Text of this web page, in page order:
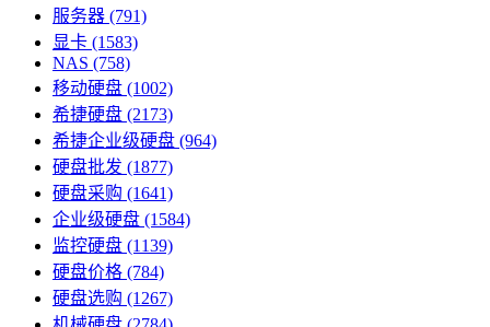
服务器 (791)
显卡 (1583)
NAS (758)
移动硬盘 (1002)
希捷硬盘 (2173)
希捷企业级硬盘 (964)
硬盘批发 (1877)
硬盘采购 (1641)
企业级硬盘 (1584)
监控硬盘 (1139)
硬盘价格 (784)
硬盘选购 (1267)